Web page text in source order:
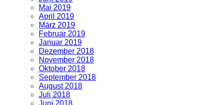
Mai 2019
April 2019
März 2019
Februar 2019
Januar 2019
Dezember 2018
November 2018
Oktober 2018
September 2018
August 2018
Juli 2018
Juni 2018